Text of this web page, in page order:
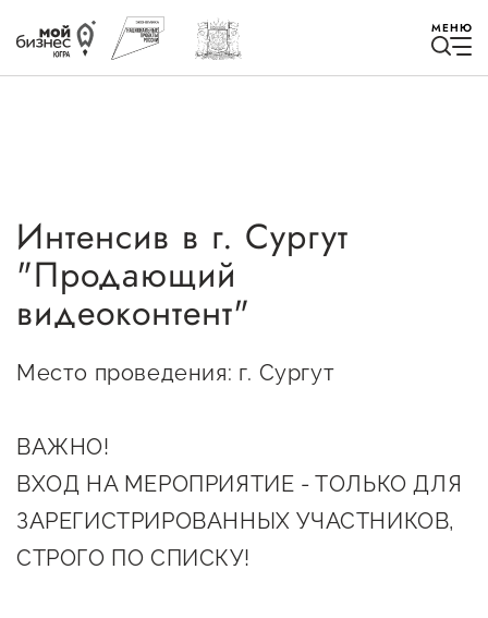
МЕНЮ
Избранное
Быть в курсе
Новости
Онлайн-витрина продукции
Социальные сети "Мой
Бизнес Югра"
Интенсив в г. Сургут
"Продающий
видеоконтент"
Место проведения: г. Сургут
ВАЖНО!
ВХОД НА МЕРОПРИЯТИЕ - ТОЛЬКО ДЛЯ
ЗАРЕГИСТРИРОВАННЫХ УЧАСТНИКОВ,
СТРОГО ПО СПИСКУ!